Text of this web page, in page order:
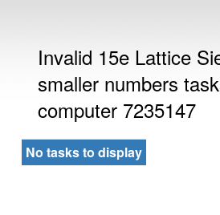
Invalid 15e Lattice
smaller numbers
computer 7235147
No tasks to display